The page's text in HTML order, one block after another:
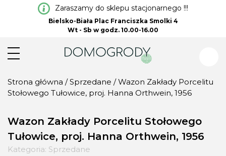
Zaraszamy do sklepu stacjonarnego !!!
Bielsko-Biała Plac Franciszka Smolki 4
Wt - Sb w godz. 10.00-16.00
Strona główna /Sprzedane / Wazon Zakłady Porcelitu
Stołowego Tułowice, proj. Hanna Orthwein, 1956
Wazon Zakłady Porcelitu Stołowego
Tułowice, proj. Hanna Orthwein, 1956
Kategoria: Sprzedane